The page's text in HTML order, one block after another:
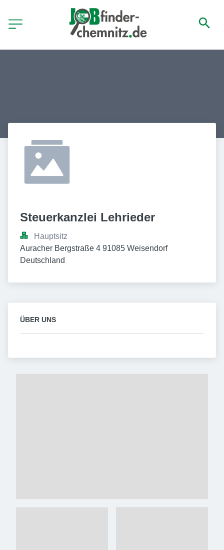
Steuerkanzlei Lehrieder
Hauptsitz
Auracher Bergstraße 4 91085 Weisendorf
Deutschland
ÜBER UNS